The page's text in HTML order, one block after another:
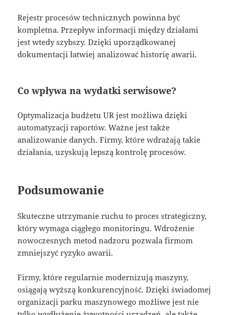
Rejestr procesów technicznych powinna być
kompletna. Przepływ informacji między działami
jest wtedy szybszy. Dzięki uporządkowanej
dokumentacji łatwiej analizować historię awarii.
Co wpływa na wydatki serwisowe?
Optymalizacja budżetu UR jest możliwa dzięki
automatyzacji raportów. Ważne jest także
analizowanie danych. Firmy, które wdrażają takie
działania, uzyskują lepszą kontrolę procesów.
Podsumowanie
Skuteczne utrzymanie ruchu to proces strategiczny,
który wymaga ciągłego monitoringu. Wdrożenie
nowoczesnych metod nadzoru pozwala firmom
zmniejszyć ryzyko awarii.
Firmy, które regularnie modernizują maszyny,
osiągają wyższą konkurencyjność. Dzięki świadomej
organizacji parku maszynowego możliwe jest nie